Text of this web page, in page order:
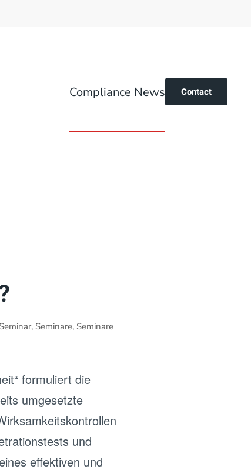
Compliance News Contact
Seminar, Seminare, Seminare
formuliert die
umgesetzte
und
effektiven und